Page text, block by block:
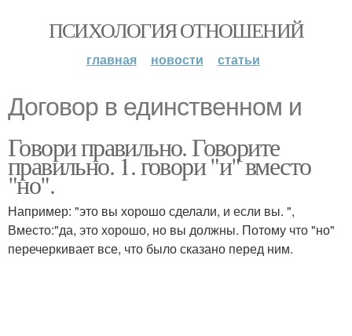
ПСИХОЛОГИЯ ОТНОШЕНИЙ
главная новости статьи
Договор в единственном и
Говори правильно. Говорите
правильно. 1. говори "и" вместо
"но".
Например: "это вы хорошо сделали, и если вы. ",
Вместо:"да, это хорошо, но вы должны. Потому что "но"
перечеркивает все, что было сказано перед ним.